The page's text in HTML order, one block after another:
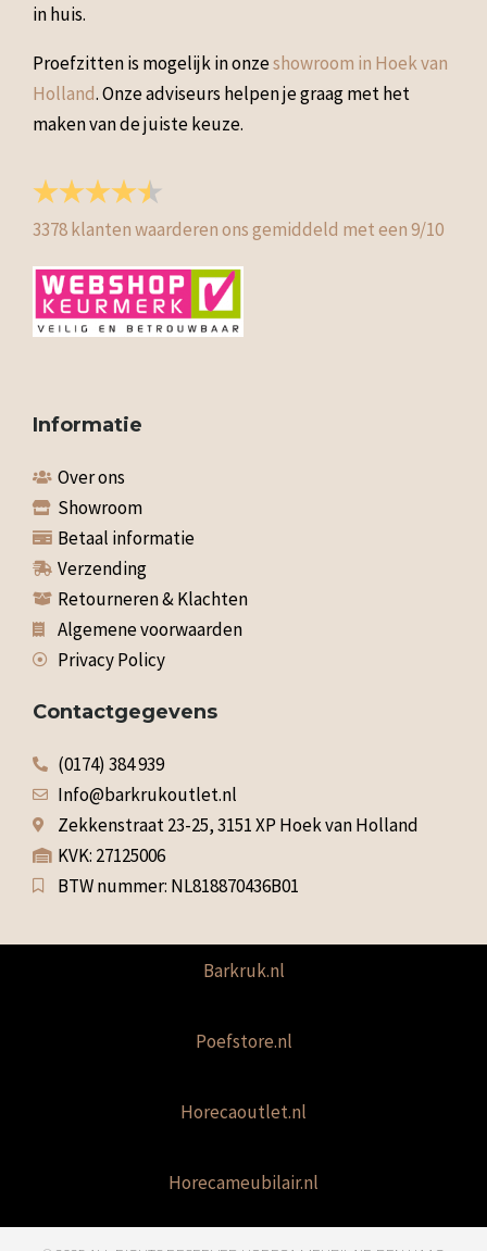
in huis.
Proefzitten is mogelijk in onzeshowroom in Hoek van
Holland. Onze adviseurs helpen je graag met het
maken van de juiste keuze.
3378klanten waarderen ons gemiddeld met een9/10
Informatie
Over ons
Showroom
Betaal informatie
Verzending
Retourneren & Klachten
Algemene voorwaarden
Privacy Policy
Contactgegevens
(0174) 384 939
Info@barkrukoutlet.nl
Zekkenstraat 23-25, 3151 XP Hoek van Holland
KVK: 27125006
BTW nummer: NL818870436B01
Barkruk.nl
Poefstore.nl
Horecaoutlet.nl
Horecameubilair.nl